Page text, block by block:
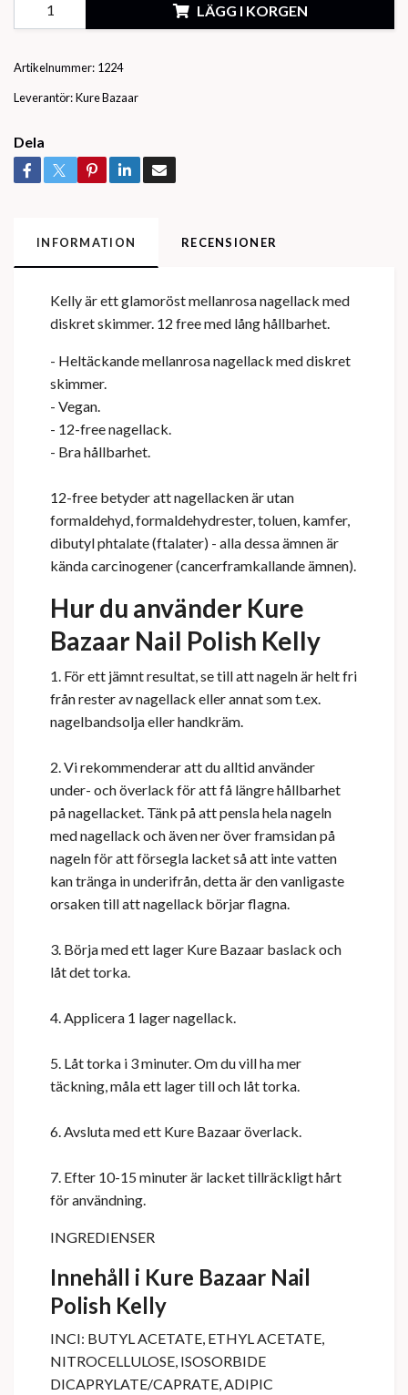
LÄGG I KORGEN
Artikelnummer: 1224
Leverantör:Kure Bazaar
Dela
INFORMATION RECENSIONER
Kelly är ett glamoröst mellanrosa nagellack med
diskret skimmer. 12 free med lång hållbarhet.
- Heltäckande mellanrosa nagellack med diskret
skimmer.
- Vegan.
- 12-free nagellack.
- Bra hållbarhet.
12-free betyder att nagellacken är utan
formaldehyd, formaldehydrester, toluen, kamfer,
dibutyl phtalate (ftalater) - alla dessa ämnen är
kända carcinogener (cancerframkallande ämnen).
Hur du använder Kure
Bazaar Nail Polish Kelly
1. För ett jämnt resultat, se till att nageln är helt fri
från rester av nagellack eller annat som t.ex.
nagelbandsolja eller handkräm.
2. Vi rekommenderar att du alltid använder
under- och överlack för att få längre hållbarhet
på nagellacket. Tänk på att pensla hela nageln
med nagellack och även ner över framsidan på
nageln för att försegla lacket så att inte vatten
kan tränga in underifrån, detta är den vanligaste
orsaken till att nagellack börjar flagna.
3. Börja med ett lager Kure Bazaar baslack och
låt det torka.
4. Applicera 1 lager nagellack.
5. Låt torka i 3 minuter. Om du vill ha mer
täckning, måla ett lager till och låt torka.
6. Avsluta med ett Kure Bazaar överlack.
7. Efter 10-15 minuter är lacket tillräckligt hårt
för användning.
INGREDIENSER
Innehåll i Kure Bazaar Nail
Polish Kelly
INCI: BUTYL ACETATE, ETHYL ACETATE,
NITROCELLULOSE, ISOSORBIDE
DICAPRYLATE/CAPRATE, ADIPIC